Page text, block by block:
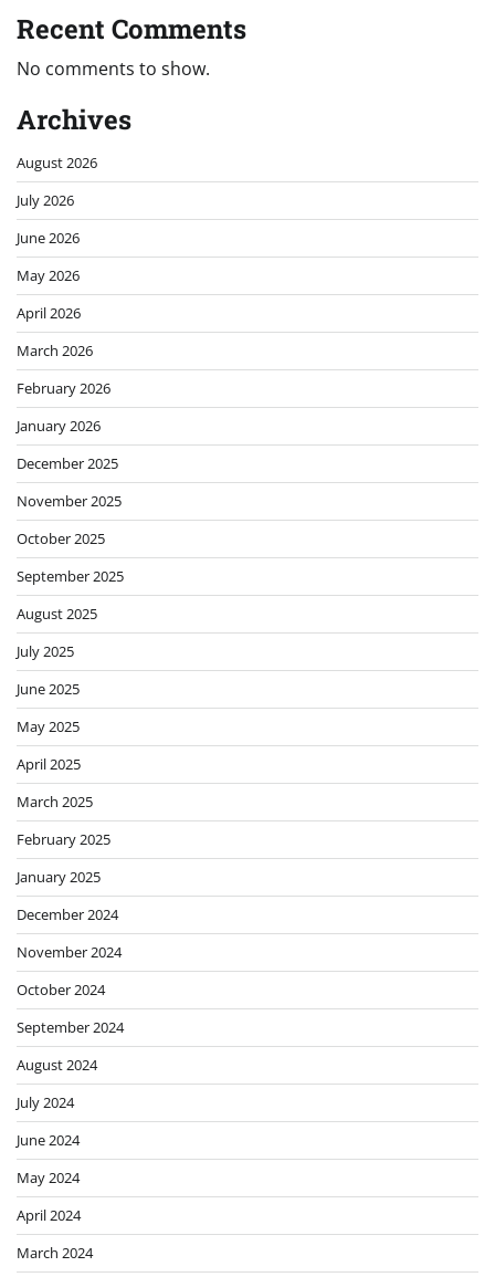
Recent Comments
No comments to show.
Archives
August 2026
July 2026
June 2026
May 2026
April 2026
March 2026
February 2026
January 2026
December 2025
November 2025
October 2025
September 2025
August 2025
July 2025
June 2025
May 2025
April 2025
March 2025
February 2025
January 2025
December 2024
November 2024
October 2024
September 2024
August 2024
July 2024
June 2024
May 2024
April 2024
March 2024